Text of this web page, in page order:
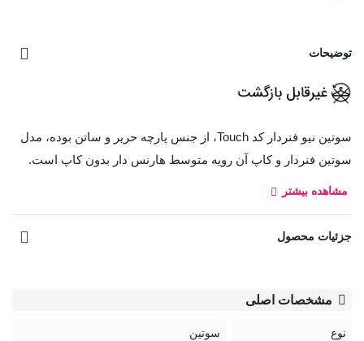
توضیحات
سوتین نیو فنردار کد Touch، از جنس پارچه حریر و ساتن بوده، مدل
سوتین فنردار و کاپ آن رویه متوسط هارنس دار بدون کاپ است.
بند سوتین قابل تنظیم و غیر قابل جدا شدن
قزن سوتین: سه ردیف دو تایی
مشاهده بیشتر
جزئیات محصول
مشخصات اصلی
نوع سوتین